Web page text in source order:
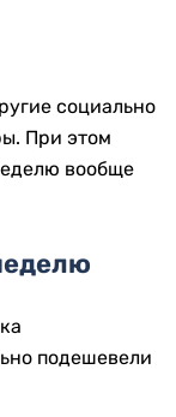
социально
При этом
вообще
подешевели